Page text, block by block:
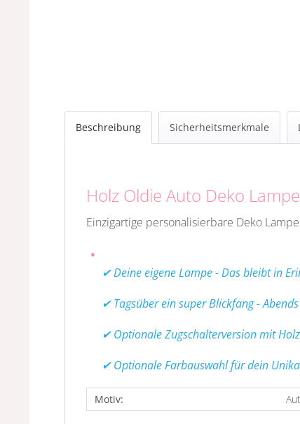
Beschreibung Sicherheitsmerkmale
Holz Oldie Auto Deko
Einzigartige personalisierbare Deko
✔ Deine eigene Lampe - Das bleibt in
✔ Tagsüber ein super Blickfang -
✔ Optionale Zugschalterversion mit
✔ Optionale Farbauswahl für dein
Motiv: